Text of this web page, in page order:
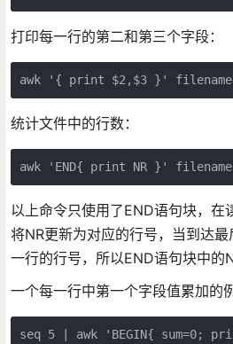
打印每一行的第二和第三个字段：
awk '{ print $2,$3 }' filename
统计文件中的行数：
awk 'END{ print NR }' filename
以上命令只使用了END语句块，在
将NR更新为对应的行号，当到达
一行的行号，所以END语句块中的
一个每一行中第一个字段值累加的例
seq 5 | awk 'BEGIN{ sum=0;